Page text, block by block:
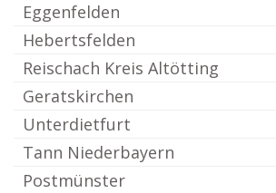
Eggenfelden
Hebertsfelden
Reischach Kreis Altötting
Geratskirchen
Unterdietfurt
Tann Niederbayern
Postmünster